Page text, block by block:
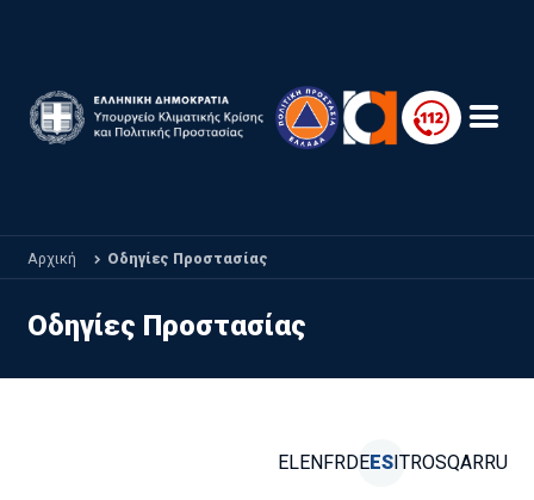
Αρχική Οδηγίες Προστασίας
Οδηγίες Προστασίας
ELENFRDEESITROSQARRU